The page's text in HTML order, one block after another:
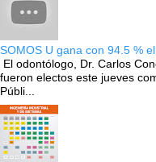
SOMOS U gana con 94.5 %
El odontólogo, Dr. Carlos
fueron electos este jueves
Públi...